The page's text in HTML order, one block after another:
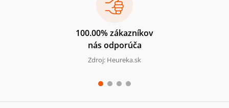
100.00% zákazníkov
nás odporúča
Zdroj: Heureka.sk